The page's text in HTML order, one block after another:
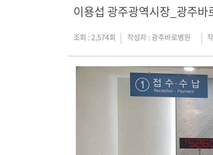
이용섭 광주광역시장_광주
조회 : 2,574회 작성자 : 광주바로병원